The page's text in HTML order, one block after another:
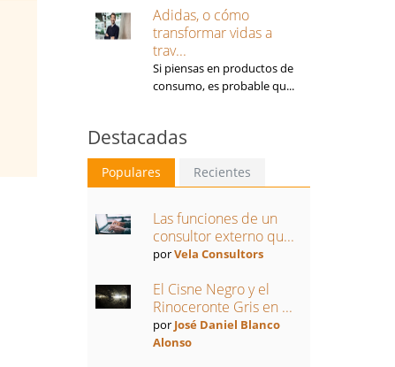
Adidas, o cómo
transformar vidas a
trav...
Si piensas en productos de
consumo, es probable qu...
Destacadas
Populares Recientes
Las funciones de un
consultor externo qu...
porVela Consultors
El Cisne Negro y el
Rinoceronte Gris en ...
por José Daniel Blanco
Alonso